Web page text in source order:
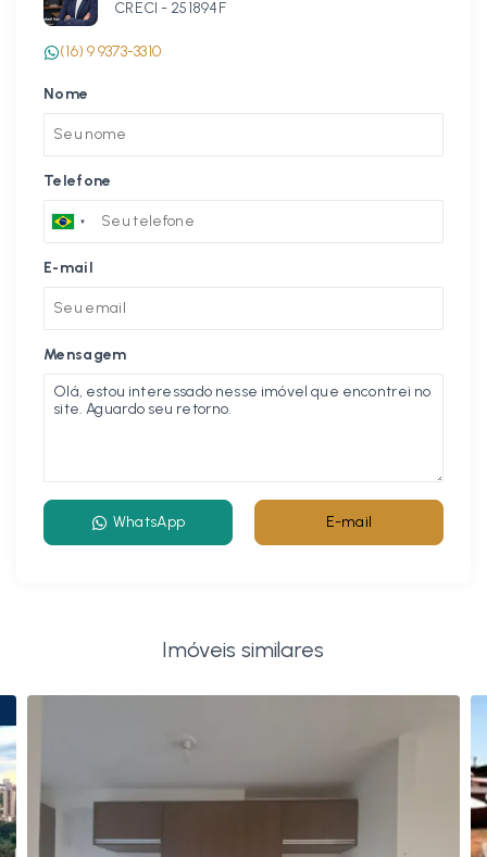
CRECI - 251894F
(16) 9 9373-3310
Nome
Telefone
E-mail
Mensagem
WhatsApp E-mail
Imóveis similares